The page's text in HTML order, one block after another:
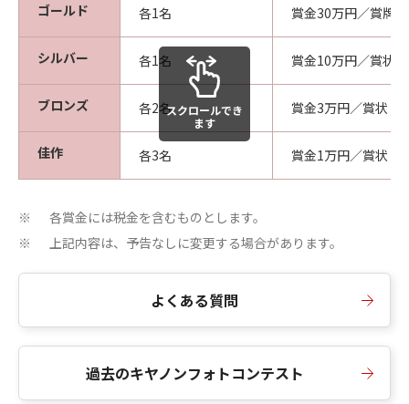
ゴールド 各1名 賞金30万円／賞牌
シルバー 各1名 賞金10万円／賞状
ブロンズ 各2名 賞金3万円／賞状
佳作 各3名 賞金1万円／賞状
スクロールでき
ます
※ 各賞金には税金を含むものとします。
※ 上記内容は、予告なしに変更する場合があります。
よくある質問
過去のキヤノンフォトコンテスト